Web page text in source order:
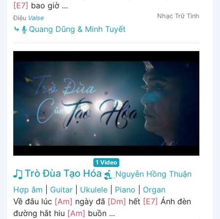
[E7] bao giờ ...
Điệu Valse Nhạc Trữ Tình
⤷ Quang Dũng & Minh Tuyết
1 Video
Trò Đùa Tạo Hóa
Nguyễn Hồng Thuận
Hợp âm
Guitar Ukulele Piano
Organ
Về đâu lúc [Am] ngày đã [Dm] hết [E7] Ánh đèn
đường hắt hiu [Am] buồn ...